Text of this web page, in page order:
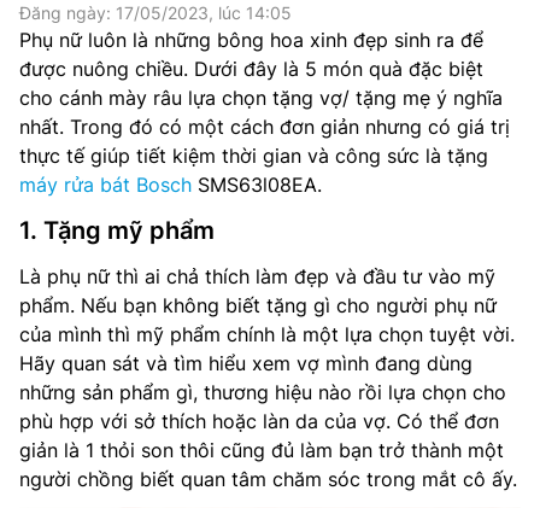
Đăng ngày: 17/05/2023, lúc 14:05
Phụ nữ luôn là những bông hoa xinh đẹp sinh ra để
được nuông chiều. Dưới đây là 5 món quà đặc biệt
cho cánh mày râu lựa chọn tặng vợ/ tặng mẹ ý nghĩa
nhất. Trong đó có một cách đơn giản nhưng có giá trị
thực tế giúp tiết kiệm thời gian và công sức là tặng
máy rửa bát Bosch SMS63l08EA.
1. Tặng mỹ phẩm
Là phụ nữ thì ai chả thích làm đẹp và đầu tư vào mỹ
phẩm. Nếu bạn không biết tặng gì cho người phụ nữ
của mình thì mỹ phẩm chính là một lựa chọn tuyệt vời.
Hãy quan sát và tìm hiểu xem vợ mình đang dùng
những sản phẩm gì, thương hiệu nào rồi lựa chọn cho
phù hợp với sở thích hoặc làn da của vợ. Có thể đơn
giản là 1 thỏi son thôi cũng đủ làm bạn trở thành một
người chồng biết quan tâm chăm sóc trong mắt cô ấy.